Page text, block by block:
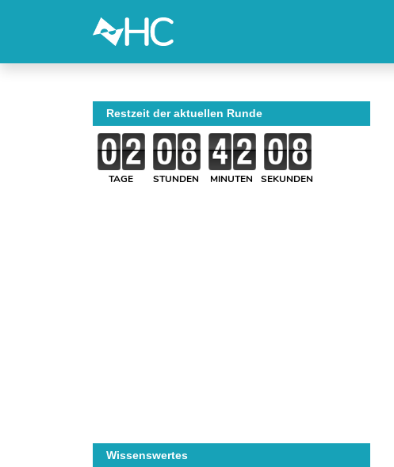
Restzeit der aktuellen Runde
TAGE STUNDEN MINUTEN SEKUNDEN
Wissenswertes